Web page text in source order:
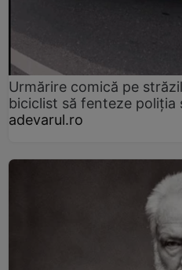
Urmărire comică pe
biciclist să fenteze poliția
adevarul.ro